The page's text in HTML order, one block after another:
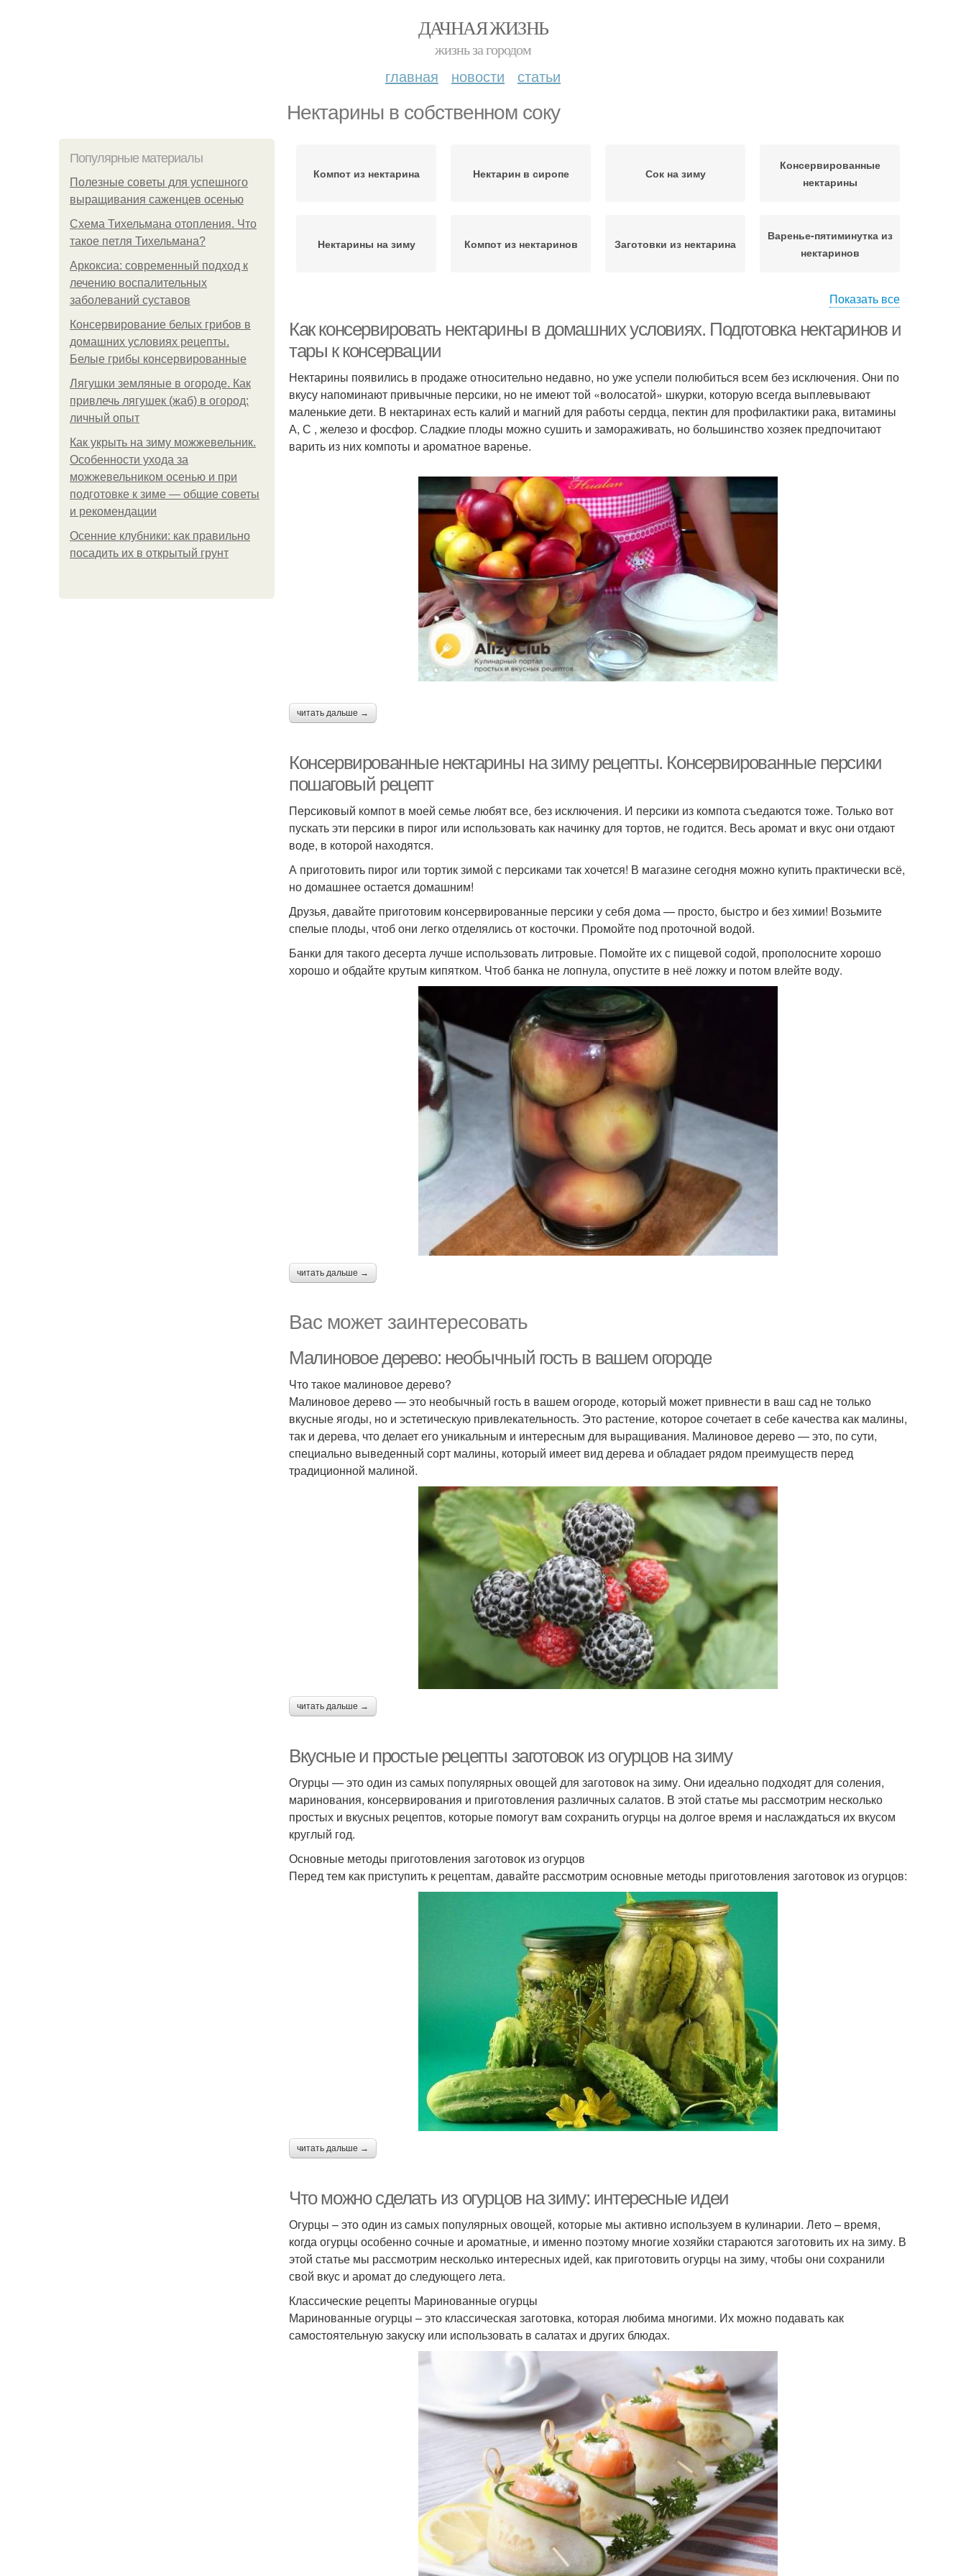
ДАЧНАЯ ЖИЗНЬ
жизнь за городом
главная новости статьи
Нектарины в собственном соку
Популярные материалы
Полезные советы для успешного
выращивания саженцев осенью
Схема Тихельмана отопления. Что
такое петля Тихельмана?
Аркоксиа: современный подход к
лечению воспалительных
заболеваний суставов
Консервирование белых грибов в
домашних условиях рецепты.
Белые грибы консервированные
Лягушки земляные в огороде. Как
привлечь лягушек (жаб) в огород:
личный опыт
Как укрыть на зиму можжевельник.
Особенности ухода за
можжевельником осенью и при
подготовке к зиме — общие советы
и рекомендации
Осенние клубники: как правильно
посадить их в открытый грунт
Компот из нектарина Нектарин в сиропе Сок на зиму
Консервированные
нектарины
Нектарины на зиму Компот из нектаринов Заготовки из нектарина
Варенье-пятиминутка из
нектаринов
сиропе
соку
Показать все
Как консервировать нектарины в домашних условиях. Подготовка нектаринов и
тары к консервации
Нектарины появились в продаже относительно недавно, но уже успели полюбиться всем без исключения. Они по
вкусу напоминают привычные персики, но не имеют той «волосатой» шкурки, которую всегда выплевывают
маленькие дети. В нектаринах есть калий и магний для работы сердца, пектин для профилактики рака, витамины
А, С , железо и фосфор. Сладкие плоды можно сушить и замораживать, но большинство хозяек предпочитают
варить из них компоты и ароматное варенье.
читать дальше →
Консервированные нектарины на зиму рецепты. Консервированные персики
пошаговый рецепт
Персиковый компот в моей семье любят все, без исключения. И персики из компота съедаются тоже. Только вот
пускать эти персики в пирог или использовать как начинку для тортов, не годится. Весь аромат и вкус они отдают
воде, в которой находятся.
А приготовить пирог или тортик зимой с персиками так хочется! В магазине сегодня можно купить практически всё,
но домашнее остается домашним!
Друзья, давайте приготовим консервированные персики у себя дома — просто, быстро и без химии! Возьмите
спелые плоды, чтоб они легко отделялись от косточки. Промойте под проточной водой.
Банки для такого десерта лучше использовать литровые. Помойте их с пищевой содой, прополосните хорошо
хорошо и обдайте крутым кипятком. Чтоб банка не лопнула, опустите в неё ложку и потом влейте воду.
читать дальше →
Вас может заинтересовать
Малиновое дерево: необычный гость в вашем огороде
Что такое малиновое дерево?
Малиновое дерево — это необычный гость в вашем огороде, который может привнести в ваш сад не только
вкусные ягоды, но и эстетическую привлекательность. Это растение, которое сочетает в себе качества как малины,
так и дерева, что делает его уникальным и интересным для выращивания. Малиновое дерево — это, по сути,
специально выведенный сорт малины, который имеет вид дерева и обладает рядом преимуществ перед
традиционной малиной.
читать дальше →
Вкусные и простые рецепты заготовок из огурцов на зиму
Огурцы — это один из самых популярных овощей для заготовок на зиму. Они идеально подходят для соления,
маринования, консервирования и приготовления различных салатов. В этой статье мы рассмотрим несколько
простых и вкусных рецептов, которые помогут вам сохранить огурцы на долгое время и наслаждаться их вкусом
круглый год.
Основные методы приготовления заготовок из огурцов
Перед тем как приступить к рецептам, давайте рассмотрим основные методы приготовления заготовок из огурцов:
читать дальше →
Что можно сделать из огурцов на зиму: интересные идеи
Огурцы – это один из самых популярных овощей, которые мы активно используем в кулинарии. Лето – время,
когда огурцы особенно сочные и ароматные, и именно поэтому многие хозяйки стараются заготовить их на зиму. В
этой статье мы рассмотрим несколько интересных идей, как приготовить огурцы на зиму, чтобы они сохранили
свой вкус и аромат до следующего лета.
Классические рецепты Маринованные огурцы
Маринованные огурцы – это классическая заготовка, которая любима многими. Их можно подавать как
самостоятельную закуску или использовать в салатах и других блюдах.